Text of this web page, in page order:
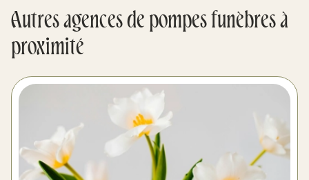
Autres agences de pompes funèbres à
proximité